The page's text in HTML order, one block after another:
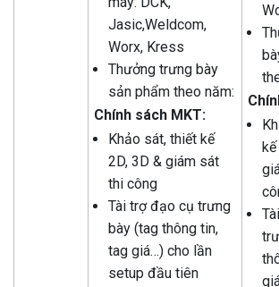
Jasic,Weldcom,
Worx, Kress
Thưởng trưng bày
sản phẩm theo năm:
Chính sách MKT:
Khảo sát, thiết kế
2D, 3D & giám sát
thi công
Tài trợ đạo cụ trưng
bày (tag thông tin,
tag giá…) cho lần
setup đầu tiên
kế